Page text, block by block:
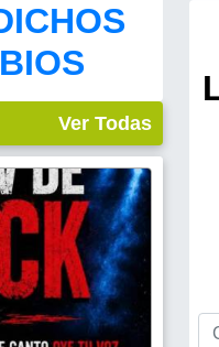
Ver Todas